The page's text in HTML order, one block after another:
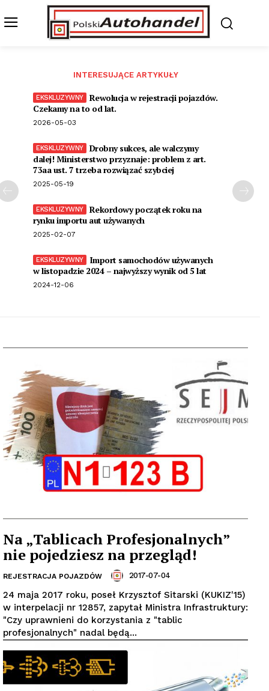
INTERESUJĄCE ARTYKUŁY
Rewolucja w rejestracji pojazdów.
Czekamy na to od lat.
2026-05-03
Drobny sukces, ale walczymy
dalej! Ministerstwo przyznaje: problem z art.
73aa ust. 7 trzeba rozwiązać szybciej
2025-05-19
Rekordowy początek roku na
rynku importu aut używanych
2025-02-07
Import samochodów używanych
w listopadzie 2024 – najwyższy wynik od 5 lat
2024-12-06
Na „Tablicach Profesjonalnych”
nie pojedziesz na przegląd!
REJESTRACJA POJAZDÓW 2017-07-04
24 maja 2017 roku, poseł Krzysztof Sitarski (KUKIZ'15)
w interpelacji nr 12857, zapytał Ministra Infrastruktury:
"Czy uprawnieni do korzystania z "tablic
profesjonalnych" nadal będą...